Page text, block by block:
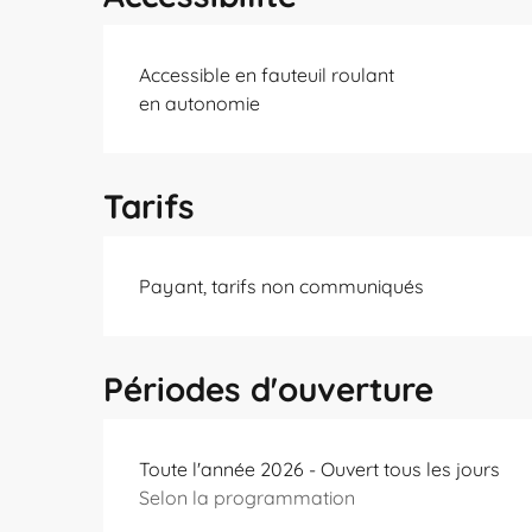
Accessible en fauteuil roulant
en autonomie
Tarifs
Payant, tarifs non communiqués
Périodes d'ouverture
Toute l'année 2026 - Ouvert tous les jours
Selon la programmation